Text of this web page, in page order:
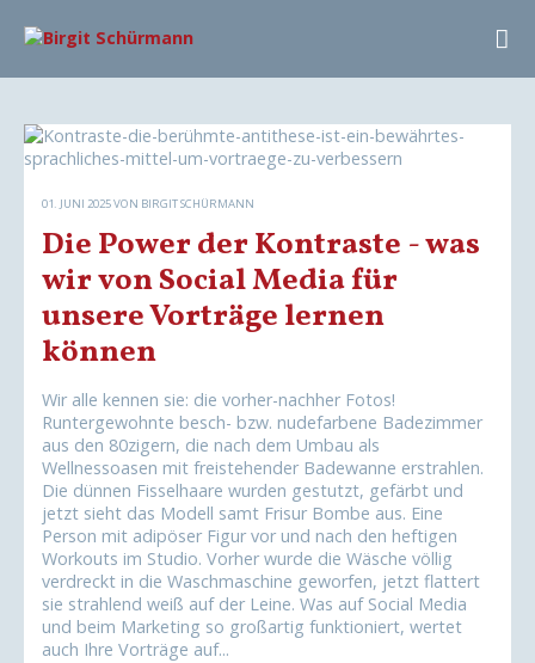
01. JUNI 2025VON BIRGIT SCHÜRMANN
Die Power der Kontraste - was
wir von Social Media für
unsere Vorträge lernen
können
Wir alle kennen sie: die vorher-nachher Fotos!
Runtergewohnte besch- bzw. nudefarbene Badezimmer
aus den 80zigern, die nach dem Umbau als
Wellnessoasen mit freistehender Badewanne erstrahlen.
Die dünnen Fisselhaare wurden gestutzt, gefärbt und
jetzt sieht das Modell samt Frisur Bombe aus. Eine
Person mit adipöser Figur vor und nach den heftigen
Workouts im Studio. Vorher wurde die Wäsche völlig
verdreckt in die Waschmaschine geworfen, jetzt flattert
sie strahlend weiß auf der Leine. Was auf Social Media
und beim Marketing so großartig funktioniert, wertet
auch Ihre Vorträge auf...